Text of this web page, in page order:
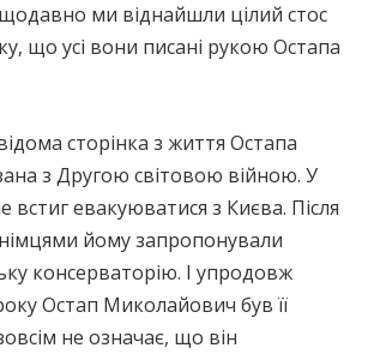
ми віднайшли цілий стос
що усі вони писані рукою Остапа
сторінка з життя Остапа
з Другою світовою війною. У
встиг евакуюватися з Києва. Після
німцями йому запропонували
консерваторію. І упродовж
Остап Миколайович був її
не означає, що він